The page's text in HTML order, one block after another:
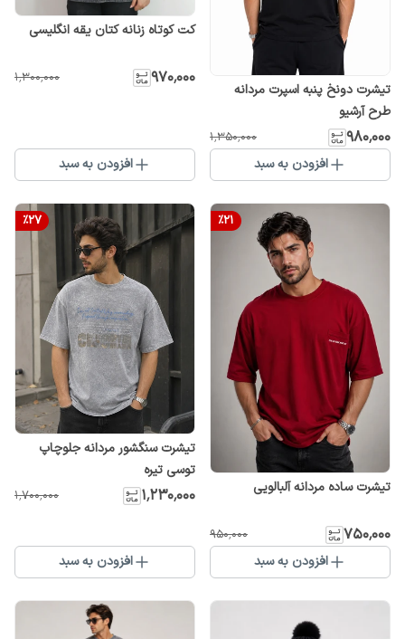
تیشرت دونخ پنبه اسپرت مردانه
طرح آرشیو
۹۸۰٬۰۰۰ ۱٬۳۵۰٬۰۰۰
افزودن به سبد
کت کوتاه زنانه کتان یقه انگلیسی
۹۷۰٬۰۰۰ ۱٬۳۰۰٬۰۰۰
افزودن به سبد
%21
تیشرت ساده مردانه آلبالویی
۷۵۰٬۰۰۰ ۹۵۰٬۰۰۰
افزودن به سبد
%27
تیشرت سنگشور مردانه جلوچاپ
توسی تیره
۱٬۲۳۰٬۰۰۰ ۱٬۷۰۰٬۰۰۰
افزودن به سبد